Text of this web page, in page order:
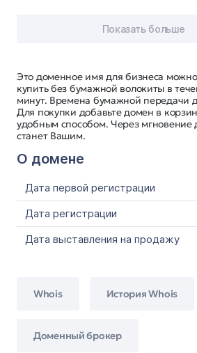
Это доменное имя для бизнеса
купить без бумажной волокиты в
минут. Времена бумажной передачи
Для покупки добавьте домен в
удобным способом. Через мгновение
станет Вашим.
О домене
Дата первой регистрации
Дата регистрации
Дата выставления на продажу
Whois История Whois
Доменный брокер
Показать больше